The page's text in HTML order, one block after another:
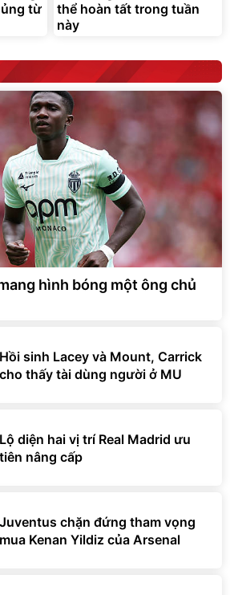
từ
thể hoàn tất trong tuần
này
hình bóng một ông chủ
Hồi sinh Lacey và Mount, Carrick
cho thấy tài dùng người ở MU
Lộ diện hai vị trí Real Madrid ưu
tiên nâng cấp
Juventus chặn đứng tham vọng
mua Kenan Yildiz của Arsenal